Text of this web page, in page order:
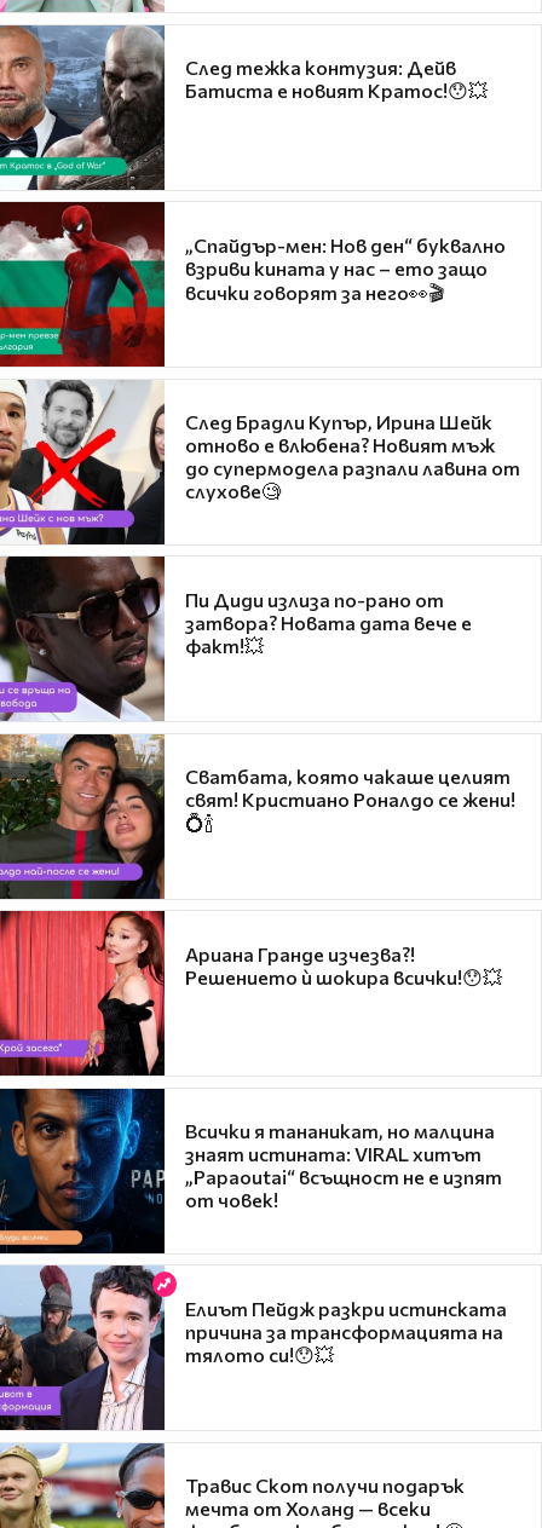
След тежка контузия: Дейв
Батиста е новият Кратос!😯💥
„Спайдър-мен: Нов ден“ буквално
взриви кината у нас – ето защо
всички говорят за него👀🎬
След Брадли Купър, Ирина Шейк
отново е влюбена? Новият мъж
до супермодела разпали лавина от
слухове🧐
Пи Диди излиза по-рано от
затвора? Новата дата вече е
факт!💥
Сватбата, която чакаше целият
свят! Кристиано Роналдо се жени!
💍🍾
Ариана Гранде изчезва?!
Решението ѝ шокира всички!😯💥
Всички я тананикат, но малцина
знаят истината: VIRAL хитът
„Papaoutai“ всъщност не е изпят
от човек!
Елиът Пейдж разкри истинската
причина за трансформацията на
тялото си!😯💥
Травис Скот получи подарък
мечта от Холанд — всеки